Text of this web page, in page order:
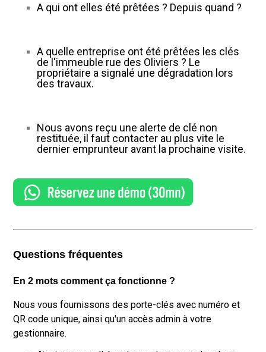
A qui ont elles été prêtées ? Depuis quand ?
A quelle entreprise ont été prêtées les clés
de l'immeuble rue des Oliviers ? Le
propriétaire a signalé une dégradation lors
des travaux.
Nous avons reçu une alerte de clé non
restituée, il faut contacter au plus vite le
dernier emprunteur avant la prochaine visite.
Questions fréquentes
En 2 mots comment ça fonctionne ?
Nous vous fournissons des porte-clés avec numéro et
QR code unique, ainsi qu'un accès admin à votre
gestionnaire.